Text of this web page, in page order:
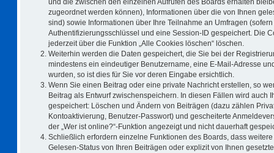
und die zwischen den einzelnen Aufrufen des Boards erhalten
zugeordnet werden können), Informationen über die von Ihnen
sind) sowie Informationen über Ihre Teilnahme an Umfragen
Authentifizierungsschlüssel und eine Session-ID gespeichert. Die
jederzeit über die Funktion „Alle Cookies löschen“ löschen.
Weiterhin werden die Daten gespeichert, die Sie bei der
mindestens ein eindeutiger Benutzername, eine E-Mail-Adresse
wurden, so ist dies für Sie vor deren Eingabe ersichtlich.
Wenn Sie einen Beitrag oder eine private Nachricht erstellen, so
Beitrag als Entwurf zwischenspeichern. In diesen Fällen wird
gespeichert: Löschen und Ändern von Beiträgen (dazu zählen
Kontoaktivierung, Benutzer-Passwort) und gescheiterte
der „Wer ist online?“-Funktion angezeigt und nicht dauerhaft
Schließlich erfordern einzelne Funktionen des Boards, dass
Gelesen-Status von Ihren Beiträgen oder explizit von Ihnen